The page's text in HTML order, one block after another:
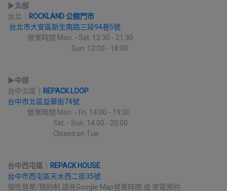
▶︎北部
台北｜ ROCKLAND 公館門市
台北市大安區新生南路三段94巷5號
營業時間 Mon. - Sat. 12:30 - 21:30
Sun. 12:00 - 18:00
▶︎中部
台中北區
REPACK LOOP
台中市北區益華街74號
營業時間 Mon. - Fri. 14:00 - 19:30
Sat. - Sun. 14:00 - 20:00
Closed on Tue.
台中西屯區
REPACK HOUSE
台中市西屯區天水西二街35號
彈性營業/預約制 請見Google Map營業時間 或 來電預約